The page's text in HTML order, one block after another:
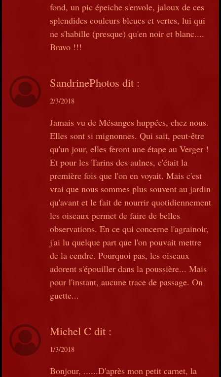
fond, un pic épeiche s'envole, jaloux de ces
splendides couleurs bleues et vertes, lui qui
ne s'habille (presque) qu'en noir et blanc....
Bravo !!!
SandrinePhotos dit :
2/3/2018
Jamais vu de Mésanges huppées, chez nous.
Elles sont si mignonnes. Qui sait, peut-être
qu'un jour, elles feront une étape au Verger !
Et pour les Tarins des aulnes, c'était la
première fois que l'on en voyait. Mais c'est
vrai que nous sommes plus souvent au jardin
qu'avant et le fait de nourrir quotidiennement
les oiseaux permet de faire de belles
observations. En ce qui concerne l'agrainoir,
j'ai lu quelque part que l'on pouvait mettre
de la cendre. Pourquoi pas, les oiseaux
adorent s'épouiller dans la poussière... Mais
pour l'instant, aucune trace de passage. On
guette...
Michel C dit :
1/3/2018
Bonjour, ......D'après mon petit carnet, la